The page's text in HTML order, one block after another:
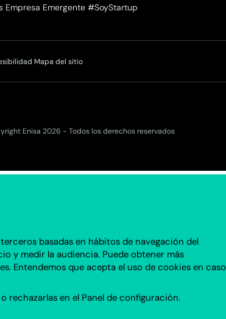
basadas en hábitos de navegación del
y medir la audiencia. Puede obtener más
. Entendemos que acepta el uso de cookies en caso
rechazarlas en el Panel de configuración.
Empresa Emergente #SoyStartup
Mapa del sitio
Enisa 2026 - Todos los derechos reservados